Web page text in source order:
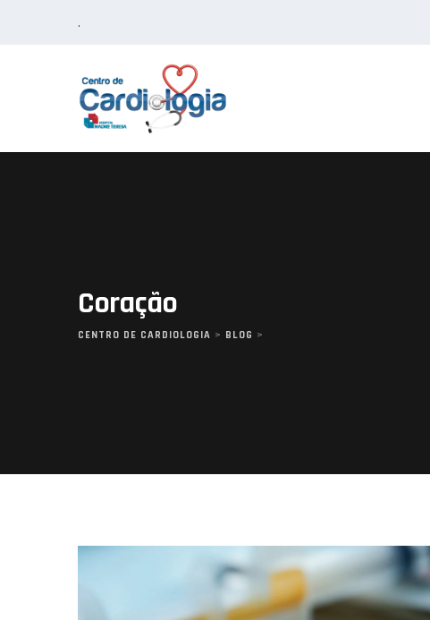
.
Coração
CENTRO DE CARDIOLOGIA > BLOG >